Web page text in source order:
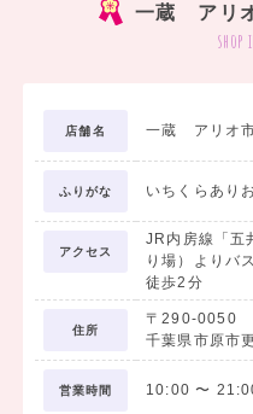
一蔵 アリ
shop
店舗名 一蔵 アリオ
ふりがな いちくらあり
アクセス
JR内房線「五
り場）よりバ
徒歩2分
住所
〒290-0050
千葉県市原市
営業時間 10:00 〜